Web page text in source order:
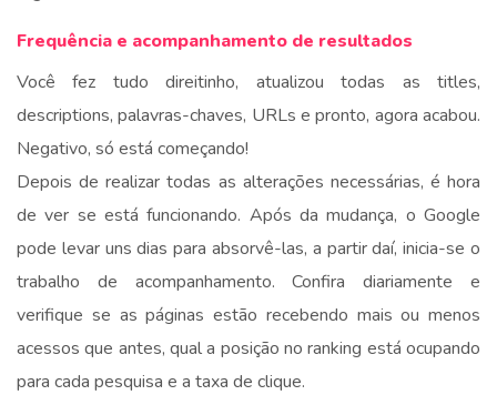
Frequência e acompanhamento de resultados
Você fez tudo direitinho, atualizou todas as titles,
descriptions, palavras-chaves, URLs e pronto, agora acabou.
Negativo, só está começando!
Depois de realizar todas as alterações necessárias, é hora
de ver se está funcionando. Após da mudança, o Google
pode levar uns dias para absorvê-las, a partir daí, inicia-se o
trabalho de acompanhamento. Confira diariamente e
verifique se as páginas estão recebendo mais ou menos
acessos que antes, qual a posição no ranking está ocupando
para cada pesquisa e a taxa de clique.